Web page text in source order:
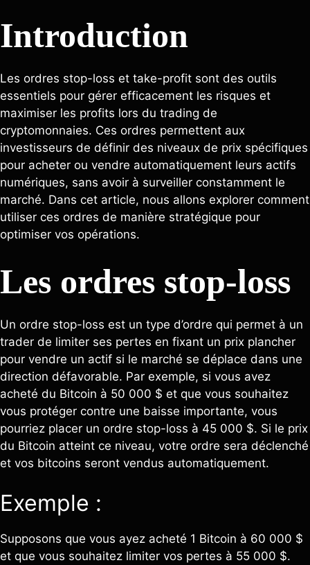
Introduction
Les ordres stop-loss et take-profit sont des outils
essentiels pour gérer efficacement les risques et
maximiser les profits lors du trading de
cryptomonnaies. Ces ordres permettent aux
investisseurs de définir des niveaux de prix spécifiques
pour acheter ou vendre automatiquement leurs actifs
numériques, sans avoir à surveiller constamment le
marché. Dans cet article, nous allons explorer comment
utiliser ces ordres de manière stratégique pour
optimiser vos opérations.
Les ordres stop-loss
Un ordre stop-loss est un type d’ordre qui permet à un
trader de limiter ses pertes en fixant un prix plancher
pour vendre un actif si le marché se déplace dans une
direction défavorable. Par exemple, si vous avez
acheté du Bitcoin à 50 000 $ et que vous souhaitez
vous protéger contre une baisse importante, vous
pourriez placer un ordre stop-loss à 45 000 $. Si le prix
du Bitcoin atteint ce niveau, votre ordre sera déclenché
et vos bitcoins seront vendus automatiquement.
Exemple :
Supposons que vous ayez acheté 1 Bitcoin à 60 000 $
et que vous souhaitez limiter vos pertes à 55 000 $.